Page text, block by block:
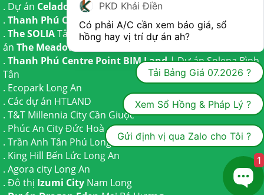
. Dự án Celadon City
Tân Phú
. Thanh Phú Centre PointBến Lức
. The SOLIATây Ninh | Dự ánThe AGULATrần Anh và Dự
án The Meadow
. Thanh Phú Centre Point BIM Land| Dự ánSolena Bình
Tân
. Ecopark Long An
. Các dự án HTLAND
. T&T Millennia City Cần Giuộc
. Phúc An CityĐức Hoà
. Trần Anh Tân Phú Long An
. King Hill Bến Lức Long An
. Agora city Long An
. Đô thị Izumi City Nam Long
PKD Khải Điền
Có phải A/C cần xem báo giá, sổ
hồng hay vị trí dự án ah?
Tải Bảng Giá 07.2026 ?
Xem Sổ Hồng & Pháp Lý ?
Gửi định vị qua Zalo cho Tôi ?
1